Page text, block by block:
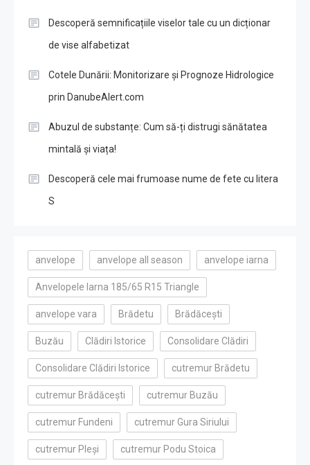
Descoperă semnificațiile viselor tale cu un dicționar
de vise alfabetizat
Cotele Dunării: Monitorizare și Prognoze Hidrologice
prin DanubeAlert.com
Abuzul de substanțe: Cum să-ți distrugi sănătatea
mintală și viața!
Descoperă cele mai frumoase nume de fete cu litera
S
anvelope anvelope all season anvelope iarna
Anvelopele Iarna 185/65 R15 Triangle
anvelope vara Brădetu Brădăcești
Buzău Clădiri Istorice Consolidare Clădiri
Consolidare Clădiri Istorice cutremur Brădetu
cutremur Brădăcești cutremur Buzău
cutremur Fundeni cutremur Gura Siriului
cutremur Pleși cutremur Podu Stoica